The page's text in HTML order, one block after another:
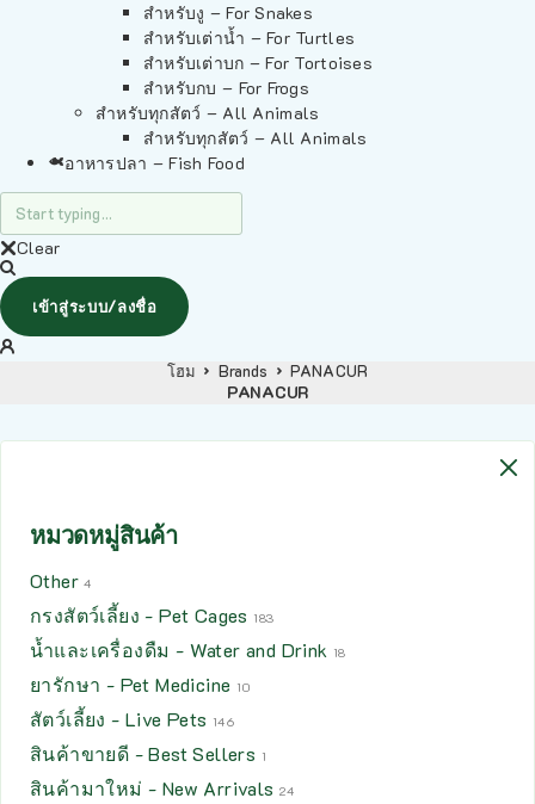
สำหรับงู – For Snakes
สำหรับเต่าน้ำ – For Turtles
สำหรับเต่าบก – For Tortoises
สำหรับกบ – For Frogs
สำหรับทุกสัตว์ – All Animals
สำหรับทุกสัตว์ – All Animals
อาหารปลา – Fish Food
Clear
เข้าสู่ระบบ/ลงชื่อ
โฮม Brands PANACUR
PANACUR
หมวดหมู่สินค้า
Other 4
กรงสัตว์เลี้ยง - Pet Cages 183
น้ำและเครื่องดืม - Water and Drink 18
ยารักษา - Pet Medicine 10
สัตว์เลี้ยง - Live Pets 146
สินค้าขายดี - Best Sellers 1
สินค้ามาใหม่ - New Arrivals 24